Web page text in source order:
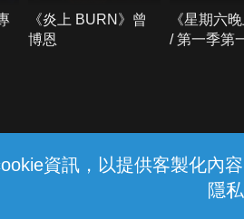
資訊，以提供客製化內
隱
《炎上 BURN》曾
博恩
《星期六
/ 第一季第